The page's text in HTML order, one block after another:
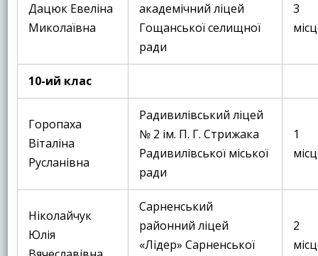
Дацюк Евеліна
Миколаївна
академічний ліцей
Гощанської селищної
ради
3
10-ий клас
Горопаха
Віталіна
Русланівна
Радивилівський ліцей
№ 2 ім. П. Г. Стрижака
Радивилівської міської
ради
1
Ніколайчук
Юлія
Сарненський
районний ліцей
«Лідер» Сарненської
2